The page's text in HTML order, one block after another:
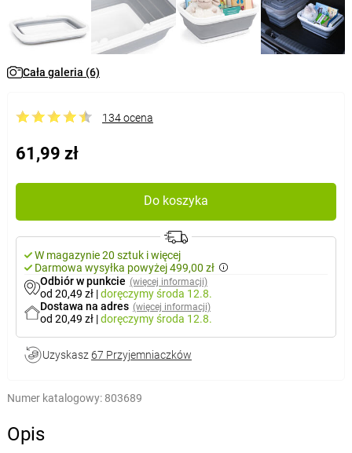
Cała galeria (6)
134 ocena
61,99 zł
Do koszyka
W magazynie 20 sztuk i więcej
Darmowa wysyłka powyżej 499,00 zł
Odbiór w punkcie (więcej informacji)
od 20,49 zł |doręczymyśroda 12.8.
Dostawa na adres (więcej informacji)
od 20,49 zł |doręczymyśroda 12.8.
Uzyskasz 67 Przyjemniaczków
Numer katalogowy: 803689
Opis